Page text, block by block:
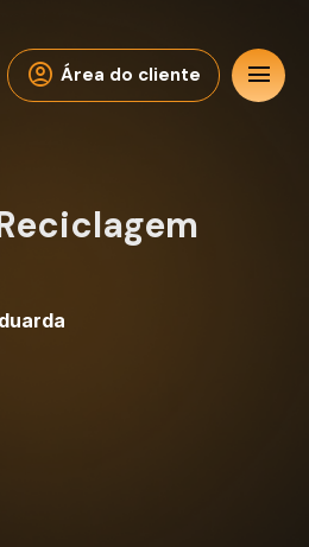
account_circle Área do cliente menu